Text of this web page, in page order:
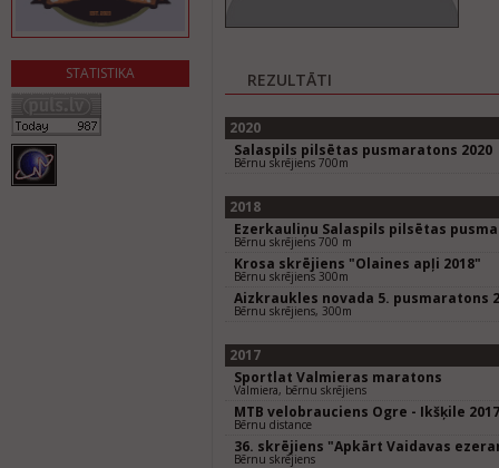
STATISTIKA REZULTĀTI
2020
Salaspils pilsētas pusmaratons 2020
Bērnu skrējiens 700m
2018
Ezerkauliņu Salaspils pilsētas
Bērnu skrējiens 700 m
Krosa skrējiens "Olaines apļi 2018"
Bērnu skrējiens 300m
Aizkraukles novada 5. pusmaratons
Bērnu skrējiens, 300m
2017
Sportlat Valmieras maratons
Valmiera, bērnu skrējiens
MTB velobrauciens Ogre - Ikšķile 2017
Bērnu distance
36. skrējiens "Apkārt Vaidavas
Bērnu skrējiens